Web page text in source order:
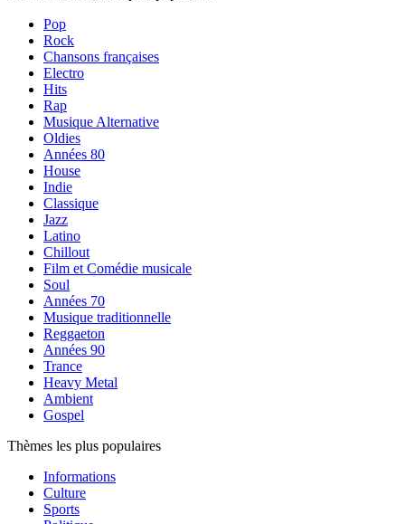
Pop
Rock
Chansons françaises
Electro
Hits
Rap
Musique Alternative
Oldies
Années 80
House
Indie
Classique
Jazz
Latino
Chillout
Film et Comédie musicale
Soul
Années 70
Musique traditionnelle
Reggaeton
Années 90
Trance
Heavy Metal
Ambient
Gospel
Thèmes les plus populaires
Informations
Culture
Sports